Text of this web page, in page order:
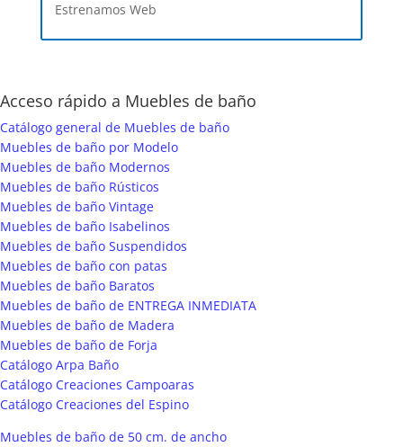
Estrenamos Web
Acceso rápido a Muebles de baño
Catálogo general de Muebles de baño
Muebles de baño por Modelo
Muebles de baño Modernos
Muebles de baño Rústicos
Muebles de baño Vintage
Muebles de baño Isabelinos
Muebles de baño Suspendidos
Muebles de baño con patas
Muebles de baño Baratos
Muebles de baño de ENTREGA INMEDIATA
Muebles de baño de Madera
Muebles de baño de Forja
Catálogo Arpa Baño
Catálogo Creaciones Campoaras
Catálogo Creaciones del Espino
Muebles de baño de 50 cm. de ancho